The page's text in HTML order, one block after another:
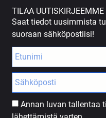
TILAA UUTISKIRJEEMME
Saat tiedot uusimmista
suoraan sähköpostiisi!
Annan luvan tallentaa